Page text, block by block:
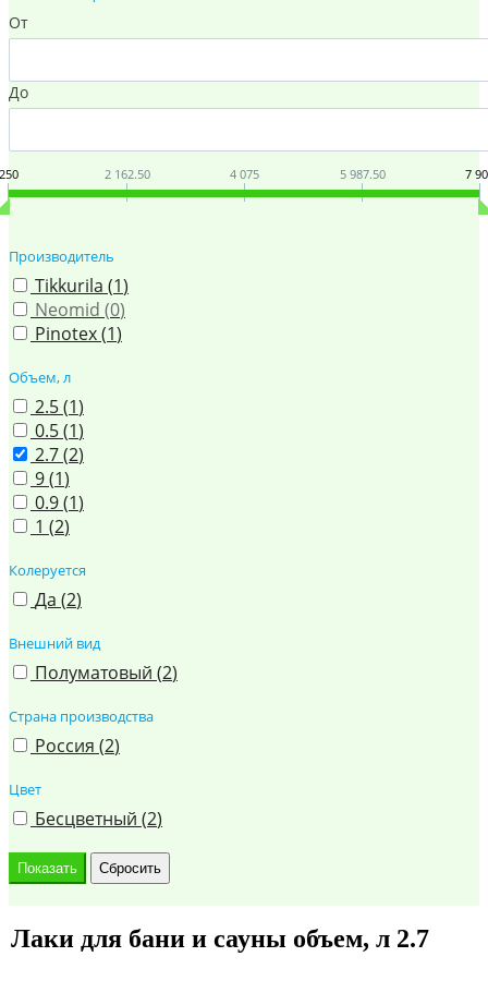
От
До
2 162.50 4 075 5 987.50 7
Производитель
Tikkurila (1)
Neomid (0)
Pinotex (1)
Объем, л
2.5 (1)
0.5 (1)
2.7 (2)
9 (1)
0.9 (1)
1 (2)
Колеруется
Да (2)
Внешний вид
Полуматовый (2)
Страна производства
Россия (2)
Цвет
Бесцветный (2)
Лаки для бани и сауны объем, л 2.7